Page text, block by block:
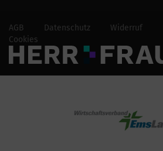
AGB Datenschutz Widerruf
Cookies